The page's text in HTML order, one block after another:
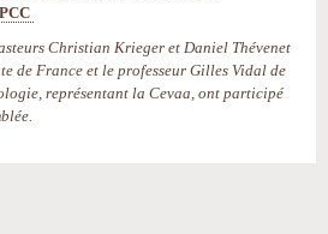
Christian Krieger et Daniel Thévenet
de France et le professeur Gilles Vidal de
représentant la Cevaa, ont participé